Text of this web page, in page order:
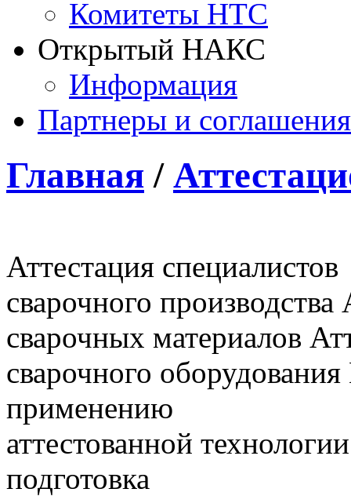
Комитеты НТС
Открытый НАКС
Информация
Партнеры и соглашения
Главная /
Аттестация специалистов
сварочного производства
сварочных материалов
сварочного оборудования
применению
аттестованной
подготовка